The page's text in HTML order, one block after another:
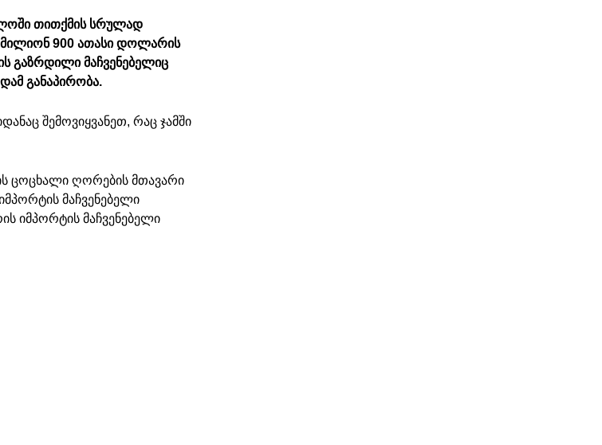
თითქმის სრულად
მილიონ 900 ათასი დოლარის
გაზრდილი მაჩვენებელიც
განაპირობა.
შემოვიყვანეთ, რაც ჯამში
ცოცხალი ღორების მთავარი
მაჩვენებელი
იმპორტის მაჩვენებელი